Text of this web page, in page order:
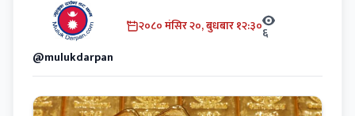
@mulukdarpan
२०८० मंसिर २०, बुधबार १२:३०६